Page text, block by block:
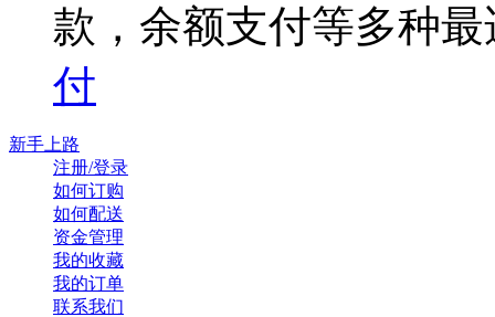
款，余额支付等多种
付
新手上路
注册/登录
如何订购
如何配送
资金管理
我的收藏
我的订单
联系我们